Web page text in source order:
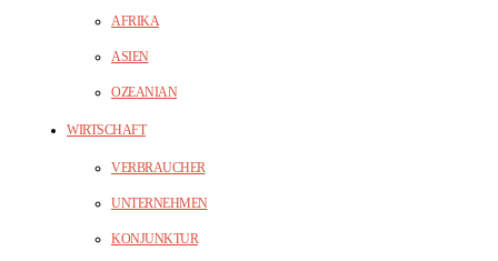
AFRIKA
ASIEN
OZEANIAN
WIRTSCHAFT
VERBRAUCHER
UNTERNEHMEN
KONJUNKTUR